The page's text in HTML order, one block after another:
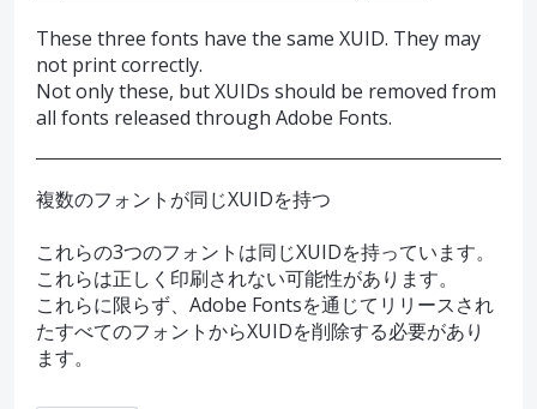
These three fonts have the same XUID. They may
not print correctly.
Not only these, but XUIDs should be removed from
all fonts released through Adobe Fonts.
複数のフォントが同じXUIDを持つ
これらの3つのフォントは同じXUIDを持っています。
これらは正しく印刷されない可能性があります。
これらに限らず、Adobe Fontsを通じてリリースされ
たすべてのフォントからXUIDを削除する必要があり
ます。